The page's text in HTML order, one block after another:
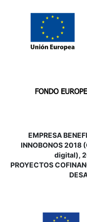
EMPRESA
INNOBONOS
digital),
PROYECTOS